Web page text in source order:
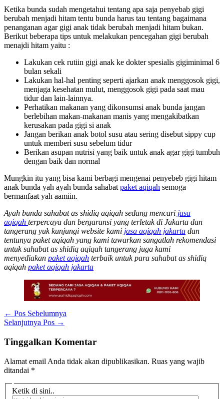
Ketika bunda sudah mengetahui tentang apa saja penyebab gigi
berubah menjadi hitam tentu bunda harus tau tentang bagaimana
penanganan agar gigi anak tidak berubah menjadi hitam bukan.
Berikut beberapa tips untuk melakukan pencegahan gigi berubah
menajdi hitam yaitu :
Lakukan cek rutiin gigi anak ke dokter spesialis gigiminimal 6
bulan sekali
Lakukan hal-hal penting seperti ajarkan anak menggosok gigi,
menjaga kesehatan mulut, menggosok gigi pada saat mau
tidur dan lain-lainnya.
Perhatikan makanan yang dikonsumsi anak bunda jangan
berlebihan makan-makanan manis yang mengakibatkan
kerusakan pada gigi si anak
Jangan berikan anak botol susu atau sering disebut sippy cup
untuk memberi susu sebelum tidur
Berikan asupan nutrisi yang baik untuk anak agar gigi tumbuh
dengan baik dan normal
Mungkin itu yang bisa kami berbagi mengenai penyebeb gigi hitam
anak bunda yah ayah bunda sahabat paket aqiqah semoga
bermanfaat yah aamiin.
Ayah bunda sahabat as shidiq aqiqah sedang mencari jasa
aqiqah terpercaya dan bergaransi yang terletak di Jakarta dan
tangerang yuk kunjungi website kami jasa aqiqah jakarta dan
tentunya paket aqiqah yang kami tawarkan sangatlah rekomendasi
untuk sahabat as shidiq aqiqah tangerang juga kami
menyediakan paket aqiqah terbaik untuk para sahabat as shidiq
aqiqah paket aqiqah jakarta
← Pos Sebelumnya
Selanjutnya Pos →
Tinggalkan Komentar
Alamat email Anda tidak akan dipublikasikan. Ruas yang wajib
ditandai *
Ketik di sini..